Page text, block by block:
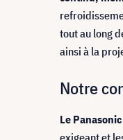
tout au long
ainsi à la
Notre
Le Panasonic
exigeant et